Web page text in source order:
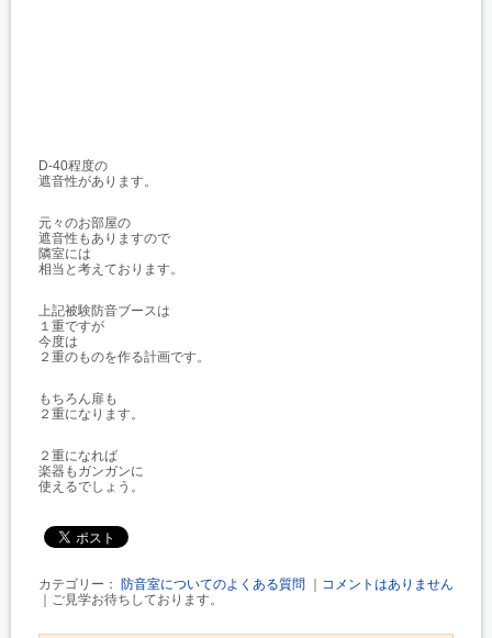
D-40程度の
遮音性があります。
元々のお部屋の
遮音性もありますので
隣室には
相当と考えております。
上記被験防音ブースは
１重ですが
今度は
２重のものを作る計画です。
もちろん扉も
２重になります。
２重になれば
楽器もガンガンに
使えるでしょう。
カテゴリー： 防音室についてのよくある質問 ｜ コメントはありません
｜ご見学お待ちしております。